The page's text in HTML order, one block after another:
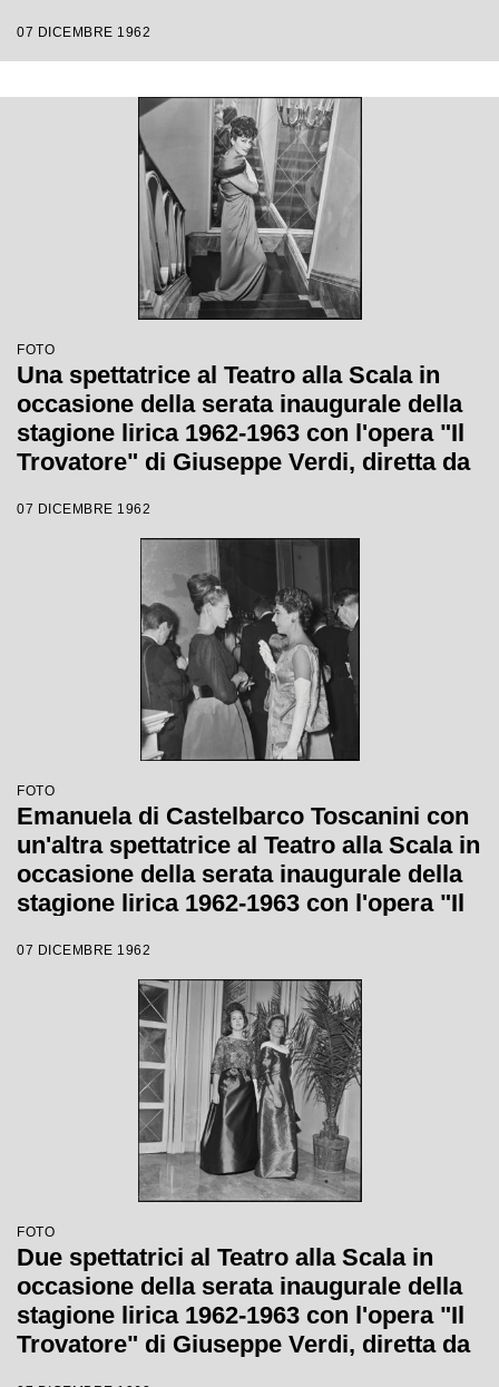
Gavazzeni, con la regia di Giorgio De
07 DICEMBRE 1962
FOTO
Una spettatrice al Teatro alla Scala in
occasione della serata inaugurale della
stagione lirica 1962-1963 con l'opera "Il
Trovatore" di Giuseppe Verdi, diretta da
Giorgio De Lullo
07 DICEMBRE 1962
FOTO
Emanuela di Castelbarco Toscanini con
un'altra spettatrice al Teatro alla Scala in
occasione della serata inaugurale della
stagione lirica 1962-1963 con l'opera "Il
Gianandrea Gavazzeni, con la regia di
Giorgio De Lullo
07 DICEMBRE 1962
FOTO
Due spettatrici al Teatro alla Scala in
occasione della serata inaugurale della
stagione lirica 1962-1963 con l'opera "Il
Trovatore" di Giuseppe Verdi, diretta da